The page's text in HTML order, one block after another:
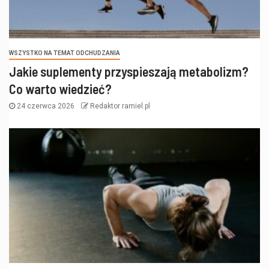
WSZYSTKO NA TEMAT ODCHUDZANIA
Jakie suplementy przyspieszają metabolizm?
Co warto wiedzieć?
24 czerwca 2026 Redaktor ramiel.pl